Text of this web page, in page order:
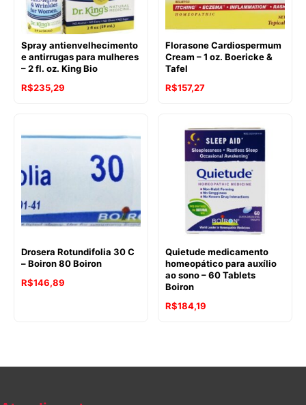
Spray antienvelhecimento
e antirrugas para mulheres
– 2 fl. oz. King Bio
R$235,29
Florasone Cardiospermum
Cream – 1 oz. Boericke &
Tafel
R$157,27
Drosera Rotundifolia 30 C
– Boiron 80 Boiron
R$146,89
Quietude medicamento
homeopático para auxílio
ao sono – 60 Tablets
Boiron
R$184,19